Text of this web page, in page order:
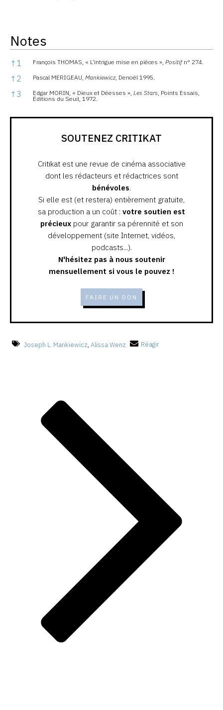
Notes
Notes
↑ 1 François THOMAS, « L’intrigue mise en pièces », Positifn° 274.
↑ 2 Pascal MERIGEAU, Mankiewicz, Denoël 1995.
↑ 3 Edgar MORIN, « Dieux et Déesses », Les Stars , Points Essais,
Éditions du Seuil, 1972.
SOUTENEZ CRITIKAT
Critikat est une revue de cinéma associative
dont les rédacteurs et rédactrices sont
bénévoles.
Si elle est (et restera) entièrement gratuite,
sa production a un coût : votre soutien est
précieuxpour garantir sa pérennité et son
développement (site Internet, vidéos,
podcasts...).
N'hésitez pas à nous soutenir
mensuellement si vous le pouvez !
FAIRE UN DON
Joseph L. Mankiewicz, Alissa Wenz Réagir